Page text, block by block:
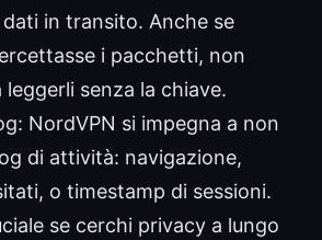
in transito. Anche se
i pacchetti, non
leggerli senza la chiave.
NordVPN si impegna a non
di attività: navigazione,
o timestamp di sessioni.
se cerchi privacy a lungo